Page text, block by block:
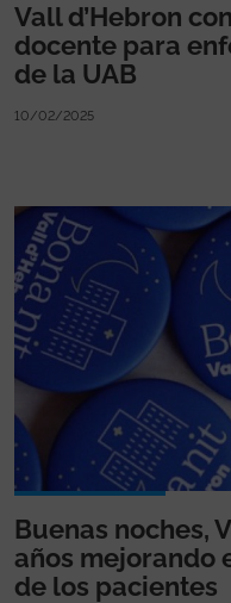
Vall d’Hebron
docente para
de la UAB
10/02/2025
Buenas noches,
años mejorando
de los pacientes